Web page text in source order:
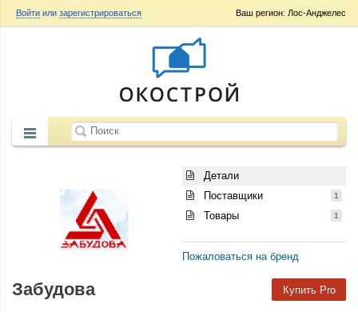
Ваш регион: Лос-Анджелес
Войти или зарегистрироваться
Детали
Поставщики
1
Товары 1
Пожаловаться на бренд
Купить Pro
Забудова